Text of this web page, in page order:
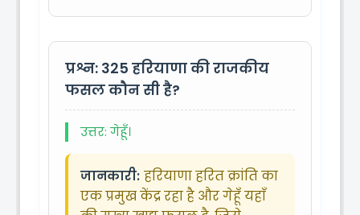
प्रश्न: 325 हरियाणा की राजकीय
फसल कौन सी है?
उत्तर: गेहूँ।
जानकारी: हरियाणा हरित क्रांति का
एक प्रमुख केंद्र रहा है और गेहूँ यहाँ